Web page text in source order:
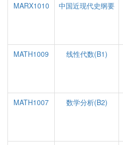
MARX1010 中国近现代史纲要
MATH1009
线性代数(B1)
MATH1007
数学分析(B2)